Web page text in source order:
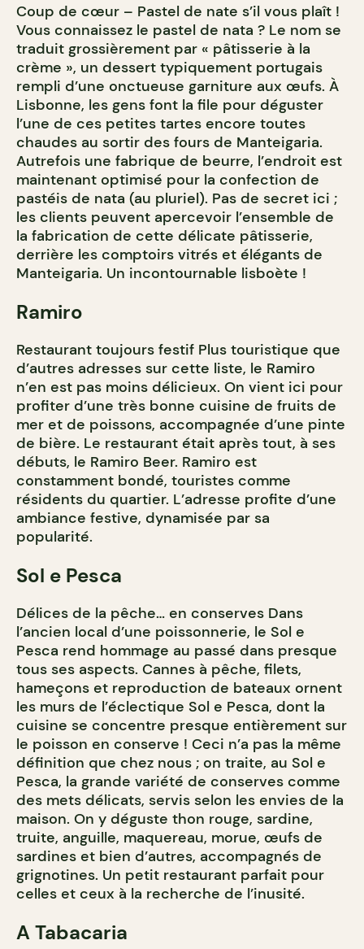
Coup de cœur – Pastel de nate s’il vous plaît !
Vous connaissez le pastel de nata ? Le nom se
traduit grossièrement par « pâtisserie à la
crème », un dessert typiquement portugais
rempli d’une onctueuse garniture aux œufs. À
Lisbonne, les gens font la file pour déguster
l’une de ces petites tartes encore toutes
chaudes au sortir des fours de Manteigaria.
Autrefois une fabrique de beurre, l’endroit est
maintenant optimisé pour la confection de
pastéis de nata (au pluriel). Pas de secret ici ;
les clients peuvent apercevoir l’ensemble de
la fabrication de cette délicate pâtisserie,
derrière les comptoirs vitrés et élégants de
Manteigaria. Un incontournable lisboète !
Ramiro
Restaurant toujours festif Plus touristique que
d’autres adresses sur cette liste, le Ramiro
n’en est pas moins délicieux. On vient ici pour
profiter d’une très bonne cuisine de fruits de
mer et de poissons, accompagnée d’une pinte
de bière. Le restaurant était après tout, à ses
débuts, le Ramiro Beer. Ramiro est
constamment bondé, touristes comme
résidents du quartier. L’adresse profite d’une
ambiance festive, dynamisée par sa
popularité.
Sol e Pesca
Délices de la pêche… en conserves Dans
l’ancien local d’une poissonnerie, le Sol e
Pesca rend hommage au passé dans presque
tous ses aspects. Cannes à pêche, filets,
hameçons et reproduction de bateaux ornent
les murs de l’éclectique Sol e Pesca, dont la
cuisine se concentre presque entièrement sur
le poisson en conserve ! Ceci n’a pas la même
définition que chez nous ; on traite, au Sol e
Pesca, la grande variété de conserves comme
des mets délicats, servis selon les envies de la
maison. On y déguste thon rouge, sardine,
truite, anguille, maquereau, morue, œufs de
sardines et bien d’autres, accompagnés de
grignotines. Un petit restaurant parfait pour
celles et ceux à la recherche de l’inusité.
A Tabacaria